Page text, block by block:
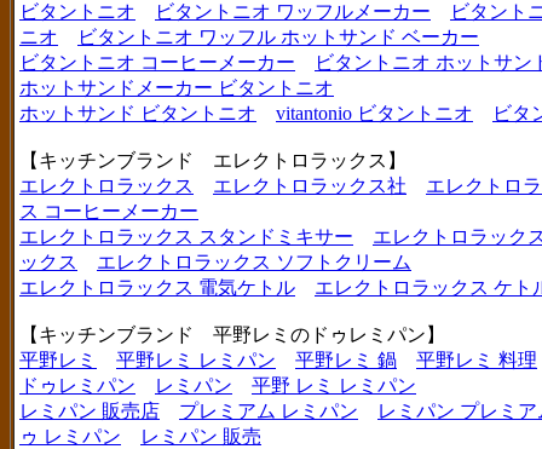
ビタントニオ
ビタントニオ ワッフルメーカー
ビタント
ニオ
ビタントニオ ワッフル ホットサンド ベーカー
ビタントニオ コーヒーメーカー
ビタントニオ ホットサン
ホットサンドメーカー ビタントニオ
ホットサンド ビタントニオ
vitantonio ビタントニオ ビタ
【キッチンブランド エレクトロラックス】
エレクトロラックス
エレクトロラックス社
エレクトロ
ス コーヒーメーカー
エレクトロラックス スタンドミキサー
エレクトロラック
ックス
エレクトロラックス ソフトクリーム
エレクトロラックス 電気ケトル
エレクトロラックス ケト
【キッチンブランド 平野レミのドゥレミパン】
平野レミ
平野レミ レミパン 平野レミ 鍋
平野レミ 料理
ドゥレミパン
レミパン
平野 レミ レミパン
レミパン 販売店
プレミアム レミパン
レミパン プレミア
ゥ レミパン
レミパン 販売